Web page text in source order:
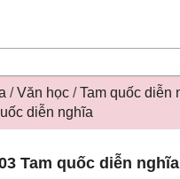
/Văn học /Tam quốc diễn
diễn nghĩa
Chương
103
Tam quốc diễn nghĩa